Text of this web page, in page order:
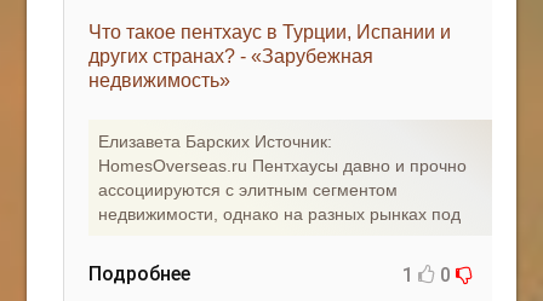
КАК С НАМИ СВЯЗАТЬСЯ
Edgarpo26@gmail.com
axin.ed@yandex.ru
Eltaro-Vrn.ru
Что такое пентхаус в Турции, Испании и
других странах? - «Зарубежная
недвижимость»
Елизавета Барских Источник:
HomesOverseas.ru Пентхаусы давно и прочно
ассоциируются с элитным сегментом
недвижимости, однако на разных рынках под
Подробнее 1 0